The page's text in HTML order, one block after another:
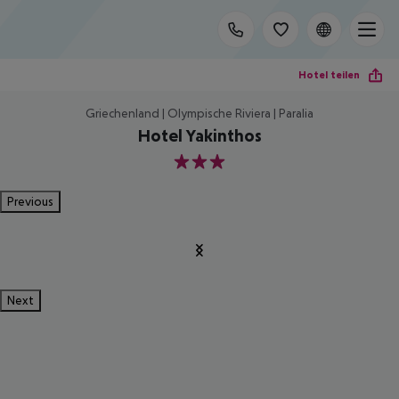
Hotel teilen
Griechenland | Olympische Riviera | Paralia
Hotel Yakinthos
3
Previous
Next